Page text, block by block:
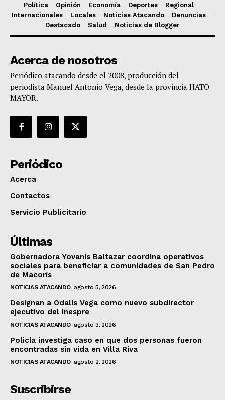
Política Opinión Economía Deportes
Regional
Internacionales
Locales Noticias Atacando
Denuncias
Destacado
Salud Noticias de Blogger
Acerca de nosotros
Periódico atacando desde el 2008, producción del
periodista Manuel Antonio Vega, desde la provincia HATO
MAYOR.
Periódico
Acerca
Contactos
Servicio Publicitario
Últimas
Gobernadora Yovanis Baltazar coordina operativos
sociales para beneficiar a comunidades de San Pedro
de Macorís
NOTICIAS ATACANDO agosto 5, 2026
Designan a Odalis Vega como nuevo subdirector
ejecutivo del Inespre
NOTICIAS ATACANDO agosto 3, 2026
Policía investiga caso en que dos personas fueron
encontradas sin vida en Villa Riva
NOTICIAS ATACANDO agosto 2, 2026
Suscribirse